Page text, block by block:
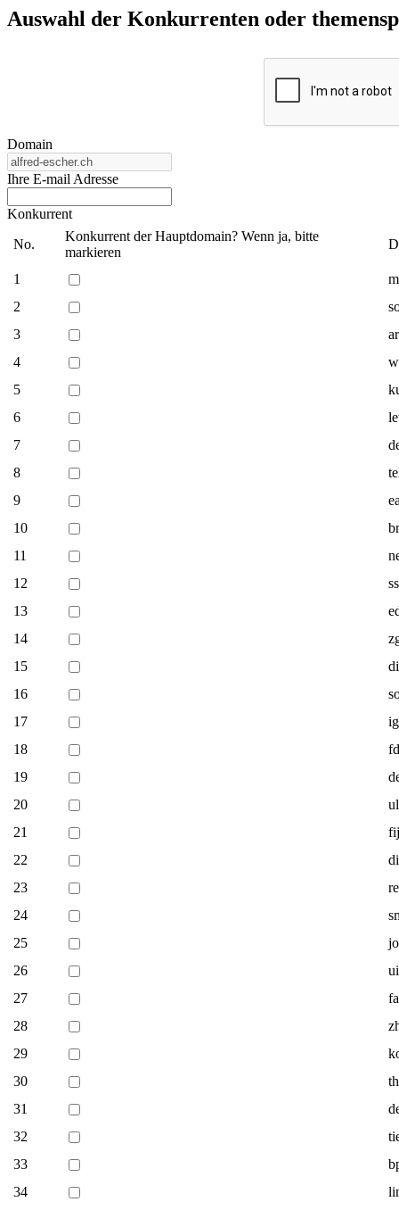
Auswahl der Konkurrenten oder
Domain
Ihre E-mail Adresse
Konkurrent
No.
Konkurrent der Hauptdomain? Wenn ja, bitte
markieren
1
2
3
4
5
6
7
8
9
10
11
12
13
14
15
16
17
18
19
20
21
22
23
24
25
26
27
28
29
30
31
32
33
34